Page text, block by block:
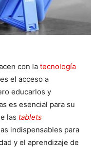
con la tecnología
el acceso a
educarlos y
es esencial para su
las tablets
indispensables para
y el aprendizaje de